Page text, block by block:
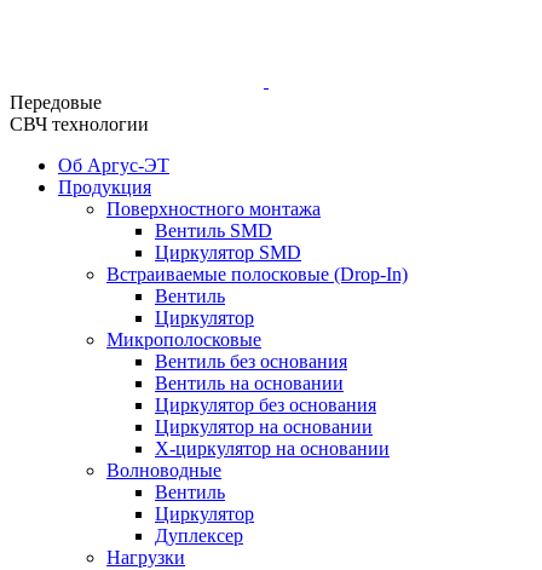
Передовые
СВЧ технологии
Об Аргус-ЭТ
Продукция
Поверхностного монтажа
Вентиль SMD
Циркулятор SMD
Встраиваемые полосковые (Drop-In)
Вентиль
Циркулятор
Микрополосковые
Вентиль без основания
Вентиль на основании
Циркулятор без основания
Циркулятор на основании
Х-циркулятор на основании
Волноводные
Вентиль
Циркулятор
Дуплексер
Нагрузки